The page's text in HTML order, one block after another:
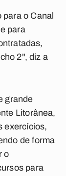
o Canal
para
2", diz a
grande
Litorânea,
exercícios,
de forma
o
para